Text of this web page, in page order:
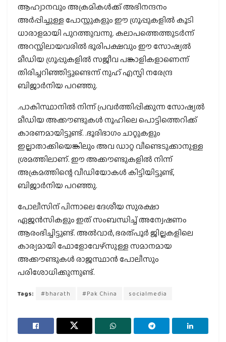
ആഹ്വാനവും അക്രമികള്‍ക്ക് അഭിനന്ദനം
അര്‍പ്പിച്ചുള്ള പോസ്റ്റുകളും ഈ ഗ്രൂപ്പുകളില്‍ കൂടി
ധാരാളമായി പുറത്തുവന്നു. കലാപത്തെത്തുടര്‍ന്ന്
അറസ്റ്റിലായവരില്‍ ഭൂരിപക്ഷവും ഈ സോഷ്യല്‍
മീഡിയ ഗ്രൂപ്പുകളില്‍ സജീവ പങ്കാളികളാണെന്ന്
തിരിച്ചറിഞ്ഞിട്ടുണ്ടെന്ന് നുഹ് എസ്പി നരേന്ദ്ര
ബിജാര്‍നിയ പറഞ്ഞു.
.പാകിസ്ഥാനില്‍ നിന്ന് പ്രവര്‍ത്തിപ്പിക്കുന്ന സോഷ്യല്‍
മീഡിയ അക്കൗണ്ടുകള്‍ നൂഹിലെ പൊട്ടിത്തെറിക്ക്
കാരണമായിട്ടുണ്ട്. .ഭൂരിഭാഗം ചാറ്റുകളും
ഇല്ലാതാക്കിയെങ്കിലും അവ ഡാറ്റ വീണ്ടെടുക്കാനുള്ള
ശ്രമത്തിലാണ്. ഈ അക്കൗണ്ടുകളില്‍ നിന്ന്
അക്രമത്തിന്റെ വീഡിയോകള്‍ കിട്ടിയിട്ടുണ്ട്,
ബിജാര്‍നിയ പറഞ്ഞു.
പോലീസിന് പിന്നാലെ ദേശീയ സുരക്ഷാ
ഏജന്‍സികളും ഇത് സംബന്ധിച്ച് അന്വേഷണം
ആരംഭിച്ചിട്ടുണ്ട്. അല്‍വാര്‍, ഭരത്പൂര്‍ ജില്ലകളിലെ
കാര്യമായി ഫോളോവേഴ്‌സുള്ള സമാനമായ
അക്കൗണ്ടുകള്‍ രാജസ്ഥാന്‍ പോലീസും
പരിശോധിക്കുന്നുണ്ട്.
Tags: #bharath #Pak China socialmedia